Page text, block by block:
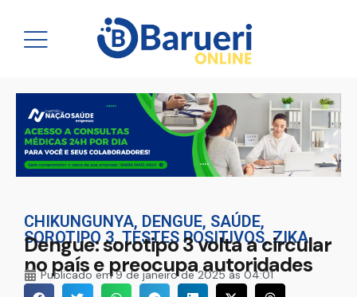
CHIKUNGUNYA, DENGUE, SAÚDE,
SOROTIPO 3,TESTES POSITIVOS,ZIKA
Dengue: sorotipo 3 volta a circular
no país e preocupa autoridades
Publicado em9 de janeiro de 2025 às 04:01